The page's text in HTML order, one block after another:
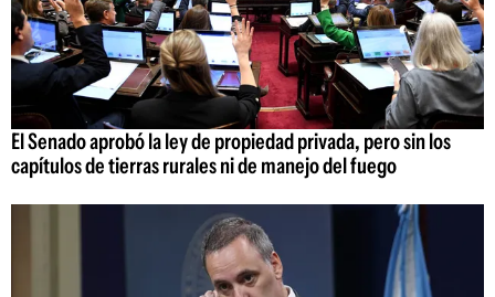
El Senado aprobó la ley de propiedad privada, pero sin los
capítulos de tierras rurales ni de manejo del fuego